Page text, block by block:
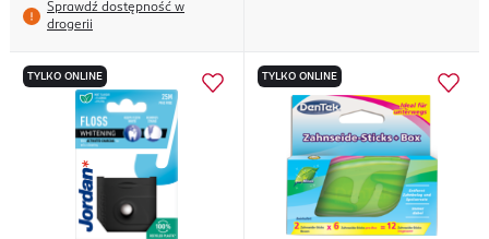
Sprawdź dostępność w
drogerii
TYLKO ONLINE TYLKO ONLINE